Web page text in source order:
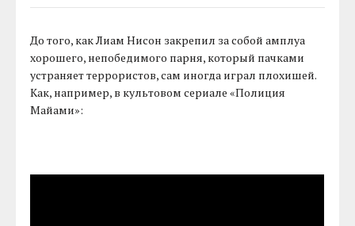
До того, как Лиам Нисон закрепил за собой амплуа
хорошего, непобедимого парня, который пачками
устраняет террористов, сам иногда играл плохишей.
Как, например, в культовом сериале «Полиция
Майами»: